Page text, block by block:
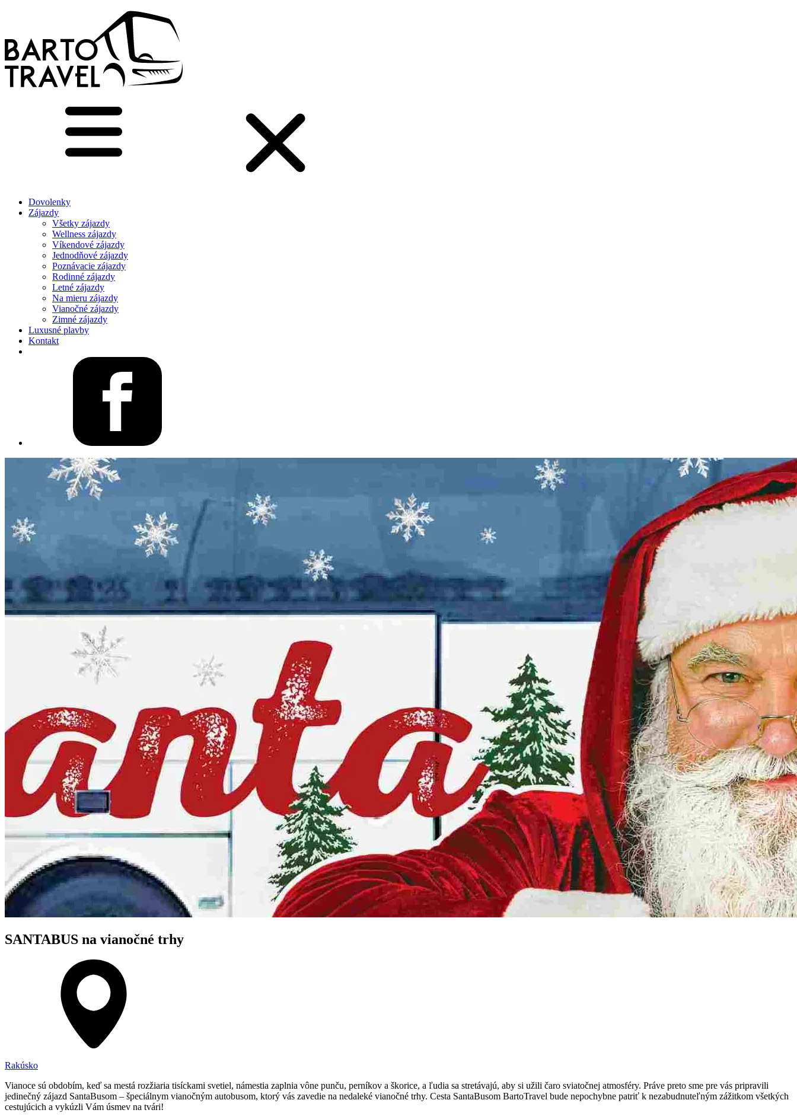
Dovolenky
Zájazdy
Všetky zájazdy
Wellness zájazdy
Víkendové zájazdy
Jednodňové zájazdy
Poznávacie zájazdy
Rodinné zájazdy
Letné zájazdy
Na mieru zájazdy
Vianočné zájazdy
Zimné zájazdy
Luxusné plavby
Kontakt
SANTABUS na vianočné trhy
Rakúsko
Vianoce sú obdobím, keď sa mestá rozžiaria tisíckami svetiel, námestia zaplnia vône punču, perníkov a škorice, a ľudia sa stretávajú, aby si užili čaro sviatočnej atmosféry. Práve preto sme pre vás pripravili
jedinečný zájazd SantaBusom – špeciálnym vianočným autobusom, ktorý vás zavedie na nedaleké vianočné trhy. Cesta SantaBusom BartoTravel bude nepochybne patriť k nezabudnuteľným zážitkom všetkých
cestujúcich a vykúzli Vám úsmev na tvári!